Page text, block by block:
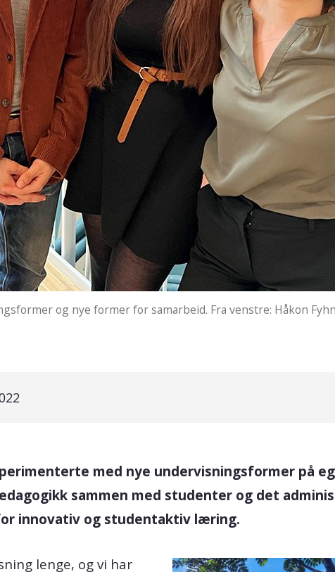
og nye former for samarbeid. Fra venstre: Håkon
med nye undervisningsformer på
sammen med studenter og det
innovativ og studentaktiv læring.
lenge, og vi har